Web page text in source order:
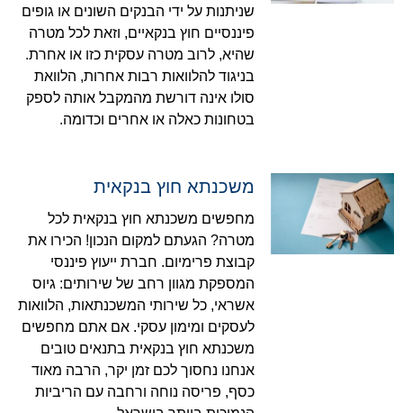
שניתנות על ידי הבנקים השונים או גופים
פיננסיים חוץ בנקאיים, וזאת לכל מטרה
שהיא, לרוב מטרה עסקית כזו או אחרת.
בניגוד להלוואות רבות אחרות, הלוואת
סולו אינה דורשת מהמקבל אותה לספק
בטחונות כאלה או אחרים וכדומה.
משכנתא חוץ בנקאית
מחפשים משכנתא חוץ בנקאית לכל
מטרה? הגעתם למקום הנכון! הכירו את
קבוצת פרימיום. חברת ייעוץ פיננסי
המספקת מגוון רחב של שירותים: גיוס
אשראי, כל שירותי המשכנתאות, הלוואות
לעסקים ומימון עסקי. אם אתם מחפשים
משכנתא חוץ בנקאית בתנאים טובים
אנחנו נחסוך לכם זמן יקר, הרבה מאוד
כסף, פריסה נוחה ורחבה עם הריביות